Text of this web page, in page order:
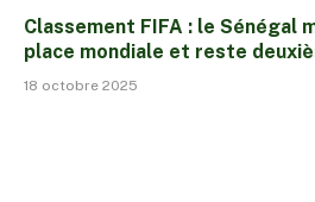
Classement FIFA : le Sénégal
place mondiale et reste
18 octobre 2025